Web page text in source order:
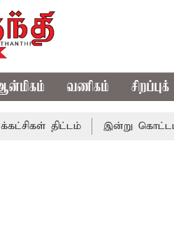
வணிகம்
திட்டம் இன்று